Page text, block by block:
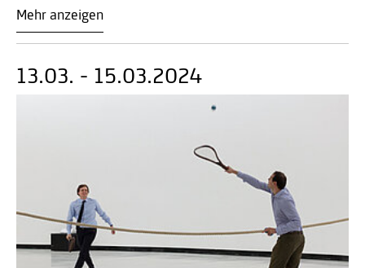
Mehr anzeigen
13.03. - 15.03.2024